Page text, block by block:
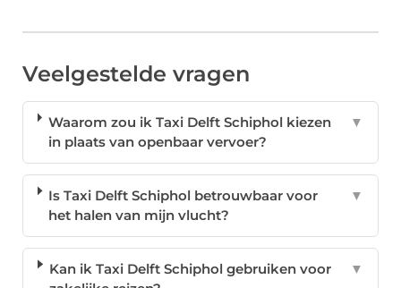
Veelgestelde vragen
Waarom zou ik Taxi Delft Schiphol kiezen
in plaats van openbaar vervoer?
▼
Is Taxi Delft Schiphol betrouwbaar voor
het halen van mijn vlucht?
▼
Kan ik Taxi Delft Schiphol gebruiken voor
▼